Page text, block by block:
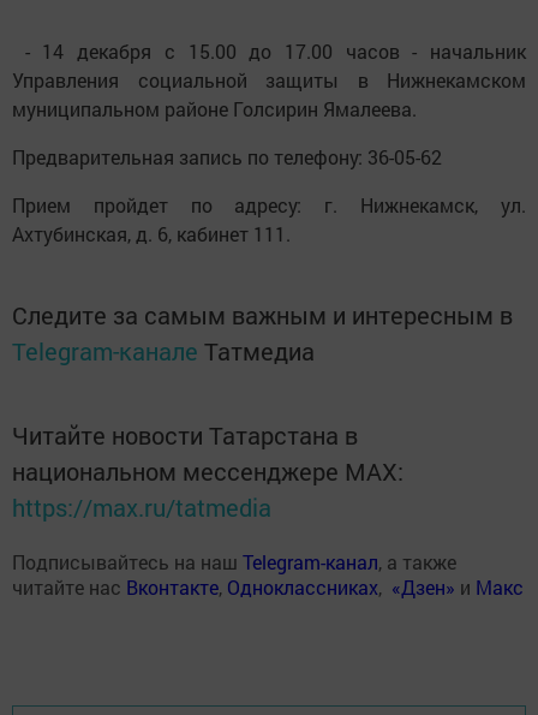
​ - 14 декабря с 15.00 до 17.00 часов - начальник
Управления социальной защиты в Нижнекамском
муниципальном районе Голсирин Ямалеева.
Предварительная запись по телефону: 36-05-62
Прием пройдет по адресу: г. Нижнекамск, ул.
Ахтубинская, д. 6, кабинет 111.
Следите за самым важным и интересным в
Telegram-канале Татмедиа
Читайте новости Татарстана в
национальном мессенджере MАХ:
https://max.ru/tatmedia
Подписывайтесь на наш Telegram-канал, а также
читайте нас Вконтакте, Одноклассниках, «Дзен» и Макс